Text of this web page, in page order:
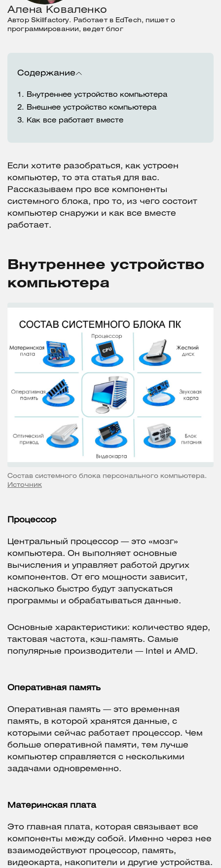
Содержание
1.
Внутреннее устройство компьютера
2.
Внешнее устройство компьютера
3.
Как все работает вместе
Алена Коваленко
Автор Skillfactory. Работает в EdTech, пишет о
программировании, ведет блог
Если хотите разобраться, как устроен
компьютер, то эта статья для вас.
Рассказываем про все компоненты
системного блока, про то, из чего состоит
компьютер снаружи и как все вместе
работает.
Внутреннее устройство
компьютера
Состав системного блока персонального компьютера.
Источник
Процессор
Центральный процессор — это «мозг»
компьютера. Он выполняет основные
вычисления и управляет работой других
компонентов. От его мощности зависит,
насколько быстро будут запускаться
программы и обрабатываться данные.
Основные характеристики: количество ядер,
тактовая частота, кэш-память. Самые
популярные производители — Intel и AMD.
Оперативная память
Оперативная память — это временная
память, в которой хранятся данные, с
которыми сейчас работает процессор. Чем
больше оперативной памяти, тем лучше
компьютер справляется с несколькими
задачами одновременно.
Материнская плата
Это главная плата, которая связывает все
компоненты между собой. Именно через нее
взаимодействуют процессор, память,
видеокарта, накопители и другие устройства.